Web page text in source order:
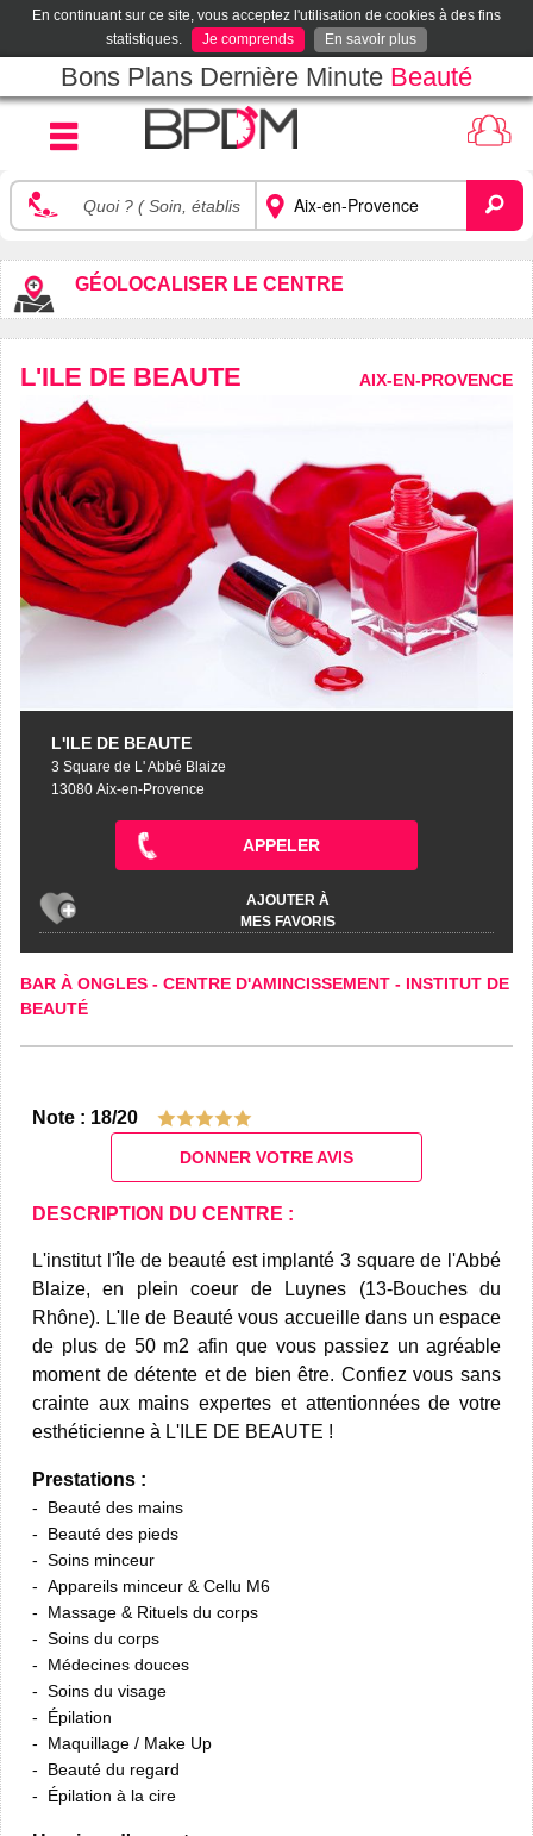
En continuant sur ce site, vous acceptez l'utilisation de cookies à des fins
statistiques.
Je comprends En savoir plus
Bons Plans Dernière Minute Beauté
GÉOLOCALISER LE CENTRE
L'ILE DE BEAUTE AIX-EN-PROVENCE
L'ILE DE BEAUTE
3 Square de L' Abbé Blaize
13080 Aix-en-Provence
APPELER
AJOUTER À
MES FAVORIS
BAR À ONGLES - CENTRE D'AMINCISSEMENT - INSTITUT DE
BEAUTÉ
Note : 18/20
DONNER VOTRE AVIS
DESCRIPTION DU CENTRE :
L'institut l'île de beauté est implanté 3 square de l'Abbé
Blaize, en plein coeur de Luynes (13-Bouches du
Rhône). L'Ile de Beauté vous accueille dans un espace
de plus de 50 m2 afin que vous passiez un agréable
moment de détente et de bien être. Confiez vous sans
crainte aux mains expertes et attentionnées de votre
esthéticienne à L'ILE DE BEAUTE !
Prestations :
Beauté des mains
Beauté des pieds
Soins minceur
Appareils minceur & Cellu M6
Massage & Rituels du corps
Soins du corps
Médecines douces
Soins du visage
Épilation
Maquillage / Make Up
Beauté du regard
Épilation à la cire